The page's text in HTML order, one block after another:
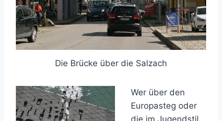
Die Brücke über die Salzach
Wer über den
Europasteg oder
die im Jugendstil